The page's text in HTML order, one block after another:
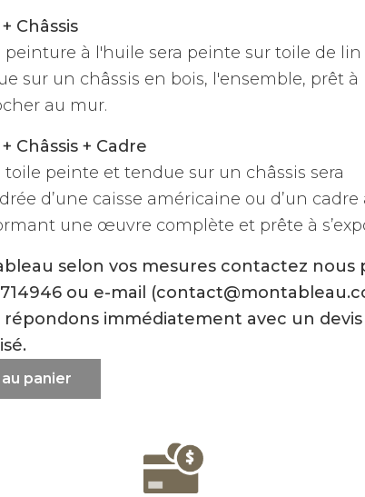
Châssis
peinture à l'huile sera peinte sur toile de lin
sur un châssis en bois, l'ensemble, prêt à
au mur.
Châssis + Cadre
toile peinte et tendue sur un châssis sera
d’une caisse américaine ou d’un cadre
une œuvre complète et prête à
selon vos mesures contactez nous
ou e-mail
répondons immédiatement avec un devis
panier